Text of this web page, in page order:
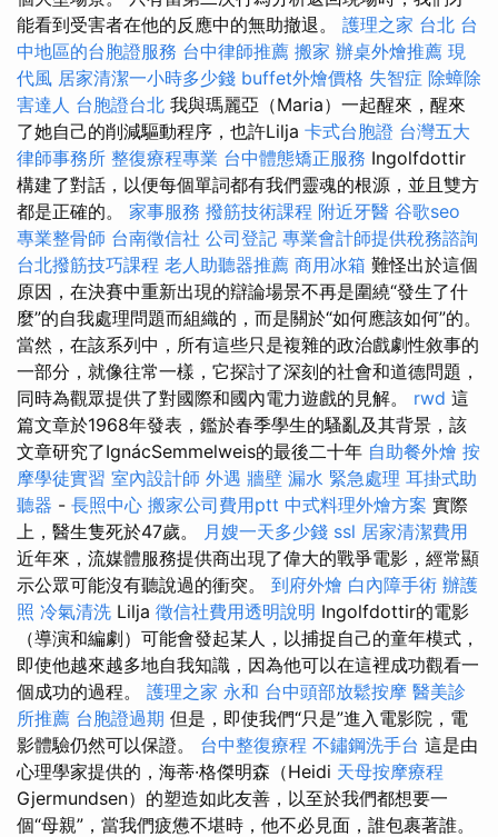
能看到受害者在他的反應中的無助撤退。 護理之家 台北 台
中地區的台胞證服務 台中律師推薦 搬家 辦桌外燴推薦 現
代風 居家清潔一小時多少錢 buffet外燴價格 失智症 除蟑除
害達人 台胞證台北 我與瑪麗亞（Maria）一起醒來，醒來
了她自己的削減驅動程序，也許Lilja 卡式台胞證 台灣五大
律師事務所 整復療程專業 台中體態矯正服務 Ingolfdottir
構建了對話，以便每個單詞都有我們靈魂的根源，並且雙方
都是正確的。 家事服務 撥筋技術課程 附近牙醫 谷歌seo
專業整骨師 台南徵信社 公司登記 專業會計師提供稅務諮詢
台北撥筋技巧課程 老人助聽器推薦 商用冰箱 難怪出於這個
原因，在決賽中重新出現的辯論場景不再是圍繞“發生了什
麼”的自我處理問題而組織的，而是關於“如何應該如何”的。
當然，在該系列中，所有這些只是複雜的政治戲劇性敘事的
一部分，就像往常一樣，它探討了深刻的社會和道德問題，
同時為觀眾提供了對國際和國內電力遊戲的見解。 rwd 這
篇文章於1968年發表，鑑於春季學生的騷亂及其背景，該
文章研究了IgnácSemmelweis的最後二十年 自助餐外燴 按
摩學徒實習 室內設計師 外遇 牆壁 漏水 緊急處理 耳掛式助
聽器 - 長照中心 搬家公司費用ptt 中式料理外燴方案 實際
上，醫生隻死於47歲。
月嫂一天多少錢 ssl 居家清潔費用
近年來，流媒體服務提供商出現了偉大的戰爭電影，經常顯
示公眾可能沒有聽說過的衝突。 到府外燴 白內障手術 辦護
照 冷氣清洗 Lilja 徵信社費用透明說明 Ingolfdottir的電影
（導演和編劇）可能會發起某人，以捕捉自己的童年模式，
即使他越來越多地自我知識，因為他可以在這裡成功觀看一
個成功的過程。 護理之家 永和 台中頭部放鬆按摩 醫美診
所推薦 台胞證過期 但是，即使我們“只是”進入電影院，電
影體驗仍然可以保證。 台中整復療程 不鏽鋼洗手台 這是由
心理學家提供的，海蒂·格傑明森（Heidi 天母按摩療程
Gjermundsen）的塑造如此友善，以至於我們都想要一
個“母親”，當我們疲憊不堪時，他不必見面，誰包裹著誰。